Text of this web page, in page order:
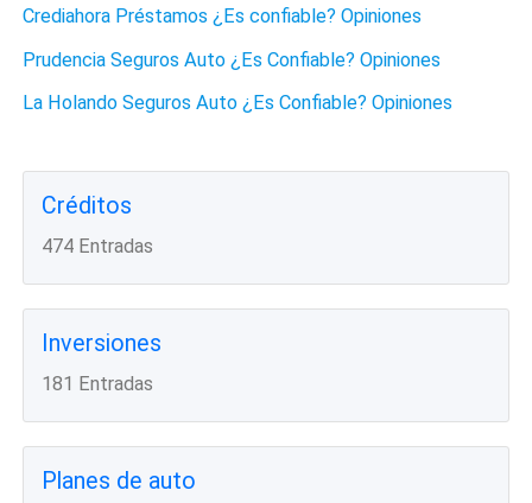
Crediahora Préstamos ¿Es confiable? Opiniones
Prudencia Seguros Auto ¿Es Confiable? Opiniones
La Holando Seguros Auto ¿Es Confiable? Opiniones
Créditos
474 Entradas
Inversiones
181 Entradas
Planes de auto